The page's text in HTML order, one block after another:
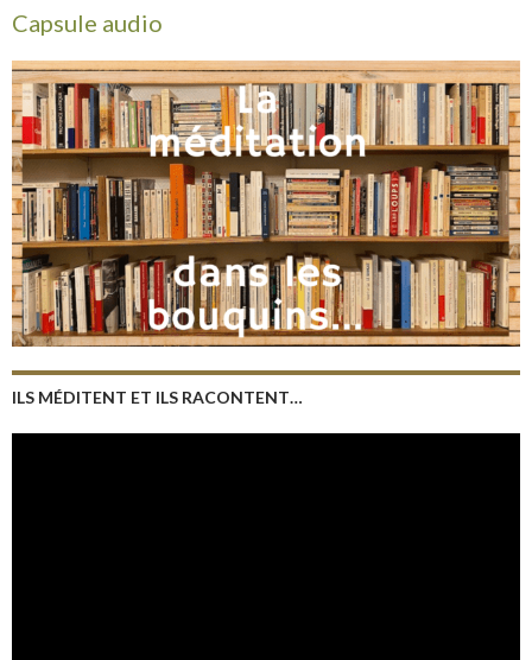
Capsule audio
ILS MÉDITENT ET ILS RACONTENT…